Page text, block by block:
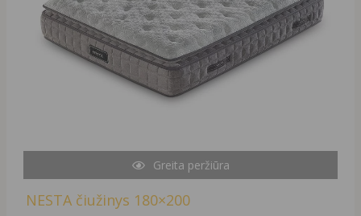
Greita peržiūra
NESTA čiužinys 180×200